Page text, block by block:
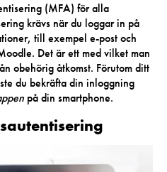
(MFA) för alla
krävs när du loggar in på
till exempel e-post och
Det är ett med vilket man
obehörig åtkomst. Förutom ditt
du bekräfta din inloggning
på din smartphone.